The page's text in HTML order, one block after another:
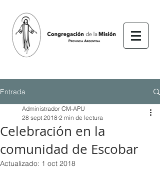
Entrada
Celebración en la
comunidad de Escobar
Administrador CM-APU
28 sept 2018 2 min de lectura
Actualizado: 1 oct 2018